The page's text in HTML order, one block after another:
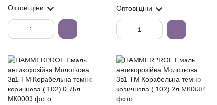
Оптові ціни Оптові ціни